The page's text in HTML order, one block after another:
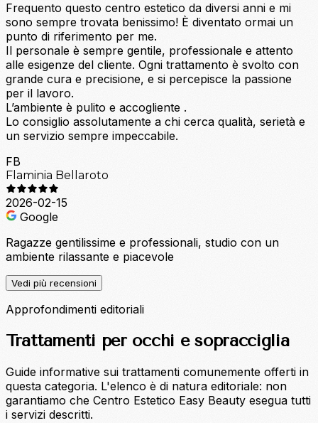
Frequento questo centro estetico da diversi anni e mi
sono sempre trovata benissimo! È diventato ormai un
punto di riferimento per me.
Il personale è sempre gentile, professionale e attento
alle esigenze del cliente. Ogni trattamento è svolto con
grande cura e precisione, e si percepisce la passione
per il lavoro.
L’ambiente è pulito e accogliente .
Lo consiglio assolutamente a chi cerca qualità, serietà e
un servizio sempre impeccabile.
FB
Flaminia Bellaroto
2026-02-15
Google
Ragazze gentilissime e professionali, studio con un
ambiente rilassante e piacevole
Vedi più recensioni
Approfondimenti editoriali
Trattamenti per occhi e sopracciglia
Guide informative sui trattamenti comunemente offerti in
questa categoria. L'elenco è di natura editoriale: non
garantiamo che Centro Estetico Easy Beauty esegua tutti
i servizi descritti.